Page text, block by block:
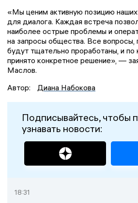
«Мы ценим активную позицию
для диалога. Каждая встреча
наиболее острые проблемы и
на запросы общества. Все вопросы,
будут тщательно проработаны, и
принято конкретное решение», —
Маслов.
Автор:
Диана Набокова
Подписывайтесь, чтобы
узнавать новости:
18:31